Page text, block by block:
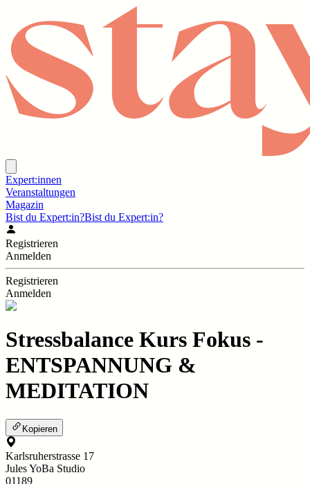
Expert:innen
Veranstaltungen
Magazin
Bist du Expert:in?Bist du Expert:in?
Registrieren
Anmelden
Registrieren
Anmelden
Stressbalance Kurs Fokus -
ENTSPANNUNG &
MEDITATION
Kopieren
Karlsruherstrasse 17
Jules YoBa Studio
01189